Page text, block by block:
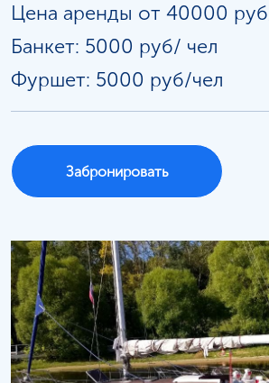
Цена аренды от 40000
Банкет: 5000 руб/ чел
Фуршет: 5000 руб/чел
Забронировать